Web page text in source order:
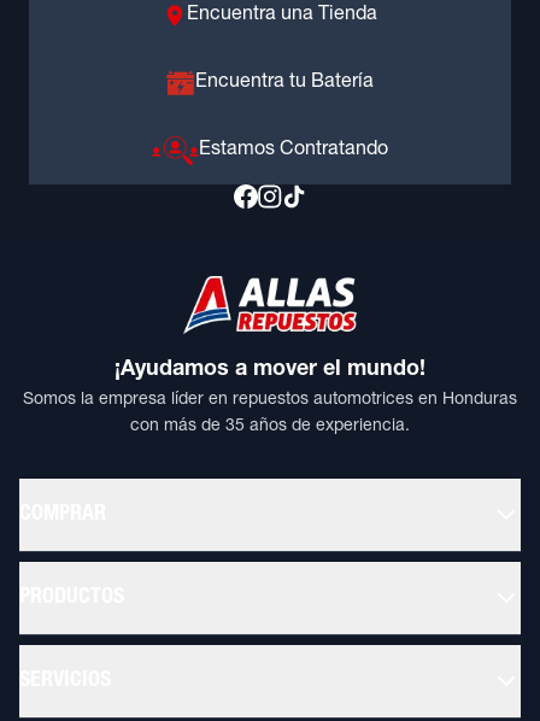
Encuentra una Tienda
Encuentra tu Batería
Estamos Contratando
¡Ayudamos a mover el mundo!
Somos la empresa líder en repuestos automotrices en Honduras
con más de 35 años de experiencia.